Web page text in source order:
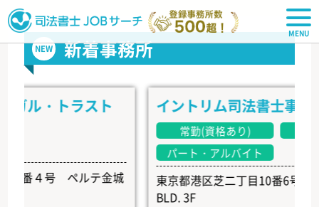
司法書士JOBサーチ
NEW 新着事務所
・トラスト
４号 ペルテ金城
イントリム司法書士事務所
常勤(資格あり)
常勤(資
パート・アルバイト
東京都港区芝二丁目10番6号 EARTH
BLD. 3F